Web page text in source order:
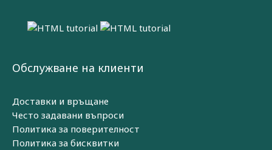
Обслужване на клиенти
Доставки и връщане
Често задавани въпроси
Политика за поверителност
Политика за бисквитки